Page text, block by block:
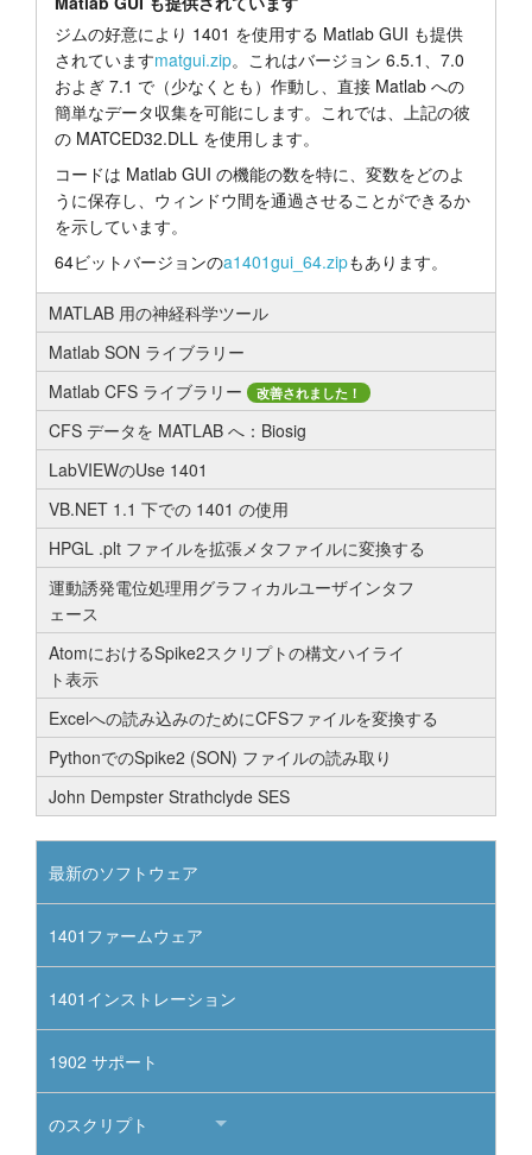
ジムの好意により 1401 を使用する Matlab GUI も提供
されていますmatgui.zip。これはバージョン 6.5.1、7.0
およぎ 7.1 で（少なくとも）作動し、直接 Matlab への
簡単なデータ収集を可能にします。これでは、上記の彼
の MATCED32.DLL を使用します。
コードは Matlab GUI の機能の数を特に、変数をどのよ
うに保存し、ウィンドウ間を通過させることができるか
を示しています。
64ビットバージョンのa1401gui_64.zipもあります。
MATLAB 用の神経科学ツール
Matlab SON ライブラリー
Matlab CFS ライブラリー
改善されました！
CFS データを MATLAB へ：Biosig
LabVIEWのUse 1401
VB.NET 1.1 下での 1401 の使用
HPGL .plt ファイルを拡張メタファイルに変換する
運動誘発電位処理用グラフィカルユーザインタフ
ェース
AtomにおけるSpike2スクリプトの構文ハイライ
ト表示
Excelへの読み込みのためにCFSファイルを変換する
PythonでのSpike2 (SON) ファイルの読み取り
John Dempster Strathclyde SES
最新のソフトウェア
1401ファームウェア
1401インストレーション
1902 サポート
のスクリプト